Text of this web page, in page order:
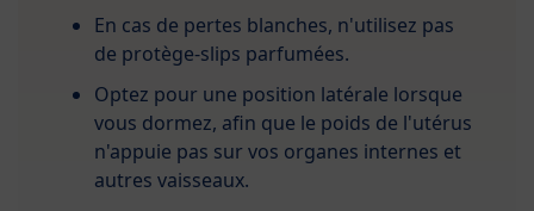
En cas de pertes blanches, n'utilisez pas
de protège-slips parfumées.
Optez pour une position latérale lorsque
vous dormez, afin que le poids de l'utérus
n'appuie pas sur vos organes internes et
autres vaisseaux.